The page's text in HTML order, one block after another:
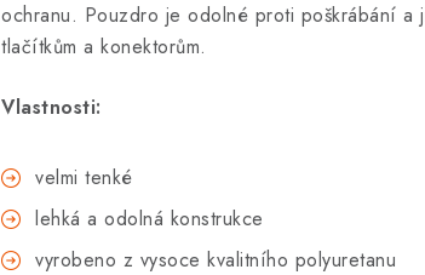
ochranu. Pouzdro je odolné proti poškrábání a
tlačítkům a konektorům.
Vlastnosti:
velmi tenké
lehká a odolná konstrukce
vyrobeno z vysoce kvalitního polyuretanu